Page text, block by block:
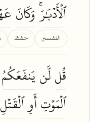
ٱلۡأَدۡبَٰرَۚ وَكَانَ
التفسير حفظ
قُللَّن يَنفَعَكُمُ
ٱلۡمَوۡتِأَوِٱلۡقَتۡلِ